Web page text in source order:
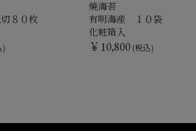
８０枚
)
焼海苔
有明海産 １０袋
化粧箱入
￥10,800(税込)